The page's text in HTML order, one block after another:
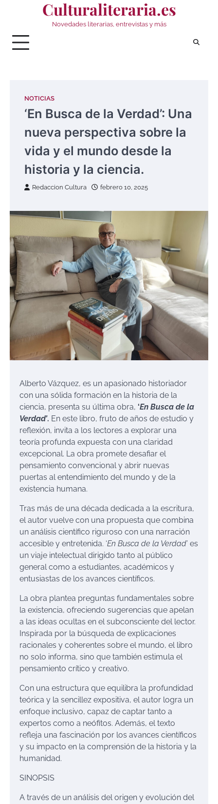
Culturaliteraria.es
Novedades literarias, entrevistas y más
NOTICIAS
‘En Busca de la Verdad’: Una
nueva perspectiva sobre la
vida y el mundo desde la
historia y la ciencia.
Redaccion Cultura febrero 10, 2025
Alberto Vázquez, es un apasionado historiador
con una sólida formación en la historia de la
ciencia, presenta su última obra, ‘En Busca de la
Verdad’. En este libro, fruto de años de estudio y
reflexión, invita a los lectores a explorar una
teoría profunda expuesta con una claridad
excepcional. La obra promete desafiar el
pensamiento convencional y abrir nuevas
puertas al entendimiento del mundo y de la
existencia humana.
Tras más de una década dedicada a la escritura,
el autor vuelve con una propuesta que combina
un análisis científico riguroso con una narración
accesible y entretenida. ‘En Busca de la Verdad’ es
un viaje intelectual dirigido tanto al público
general como a estudiantes, académicos y
entusiastas de los avances científicos.
La obra plantea preguntas fundamentales sobre
la existencia, ofreciendo sugerencias que apelan
a las ideas ocultas en el subconsciente del lector.
Inspirada por la búsqueda de explicaciones
racionales y coherentes sobre el mundo, el libro
no solo informa, sino que también estimula el
pensamiento crítico y creativo.
Con una estructura que equilibra la profundidad
teórica y la sencillez expositiva, el autor logra un
enfoque inclusivo, capaz de captar tanto a
expertos como a neófitos. Además, el texto
refleja una fascinación por los avances científicos
y su impacto en la comprensión de la historia y la
humanidad.
SINOPSIS
A través de un análisis del origen y evolución del